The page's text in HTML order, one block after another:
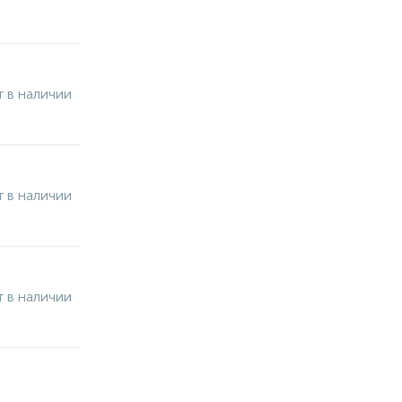
в наличии
в наличии
в наличии